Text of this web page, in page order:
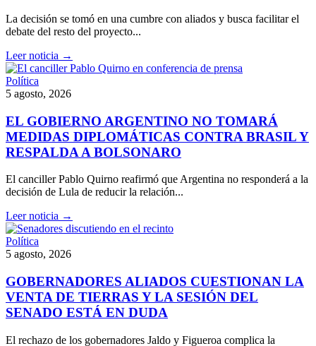
La decisión se tomó en una cumbre con aliados y busca facilitar el
debate del resto del proyecto...
Leer noticia →
Política
5 agosto, 2026
EL GOBIERNO ARGENTINO NO TOMARÁ
MEDIDAS DIPLOMÁTICAS CONTRA BRASIL Y
RESPALDA A BOLSONARO
El canciller Pablo Quirno reafirmó que Argentina no responderá a la
decisión de Lula de reducir la relación...
Leer noticia →
Política
5 agosto, 2026
GOBERNADORES ALIADOS CUESTIONAN LA
VENTA DE TIERRAS Y LA SESIÓN DEL
SENADO ESTÁ EN DUDA
El rechazo de los gobernadores Jaldo y Figueroa complica la